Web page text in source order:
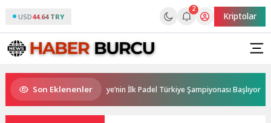
USD44.64 TRY
2
Kriptolar
Son Eklenenler
Sponsorluğunda Türkiye’nin İlk Padel Türkiye Şampiyonası Başlıyor